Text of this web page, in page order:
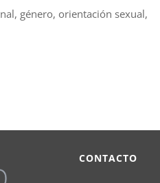
género, orientación sexual,
CONTACTO